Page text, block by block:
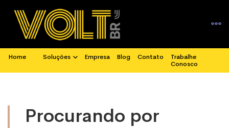
Home Soluções Empresa Blog Contato
Trabalhe
Conosco
Procurando por